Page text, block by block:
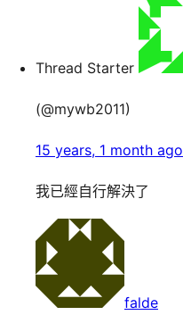
Thread Starter
(@mywb2011)
15 years, 1 month ago
我已經自行解決了
falde